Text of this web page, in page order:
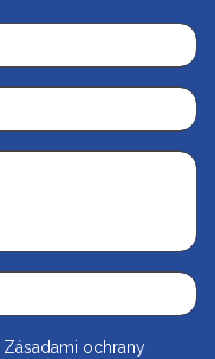
Zásadami ochrany